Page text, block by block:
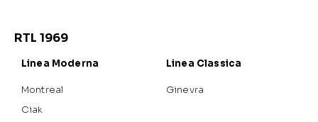
RTL 1969
Linea Moderna
Montreal
Ciak
Linea Classica
Ginevra